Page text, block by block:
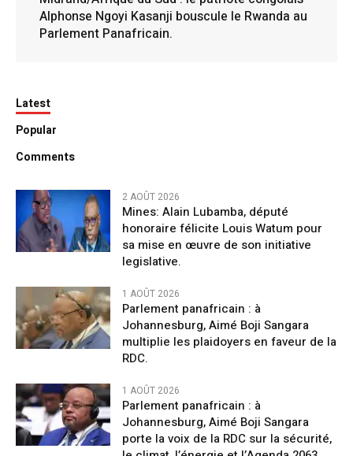
Alphonse Ngoyi Kasanji bouscule le Rwanda au
Parlement Panafricain.
Latest
Popular
Comments
2 AOÛT 2026
Mines: Alain Lubamba, député
honoraire félicite Louis Watum pour
sa mise en œuvre de son initiative
legislative.
1 AOÛT 2026
Parlement panafricain : à
Johannesburg, Aimé Boji Sangara
multiplie les plaidoyers en faveur de la
RDC.
1 AOÛT 2026
Parlement panafricain : à
Johannesburg, Aimé Boji Sangara
porte la voix de la RDC sur la sécurité,